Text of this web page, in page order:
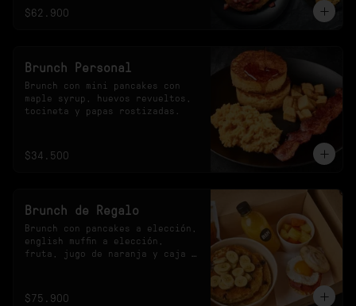
$62.900
Brunch Personal
Brunch con mini pancakes con
maple syrup, huevos revueltos,
tocineta y papas rostizadas.
$34.500
Brunch de Regalo
Brunch con pancakes a elección,
english muffin a elección,
fruta, jugo de naranja y caja
$75.900